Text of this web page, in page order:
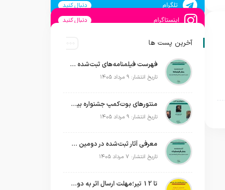
تلگرام دنبال کنید
اینستاگرام دنبال کنید
آخرین پست ها
فهرست فیلمنامه‌های ثبت‌شده در دومین جشنواره بین‌المللی فیلم فضای باز ایران + اسامی
تاریخ انتشار: ۹ مرداد ۱۴۰۵
منتورهای بوت‌کمپ جشنواره بین‌المللی فیلم فضای باز ایران معرفی شدند؛ ساخت یک فیلم کوتاه داستانی در فضای باز
تاریخ انتشار: ۹ مرداد ۱۴۰۵
معرفی آثار ثبت‌شده در دومین جشنواره بین‌المللی فیلم فضای باز + اسامی
تاریخ انتشار: ۷ مرداد ۱۴۰۵
تا 12 تیر؛مهلت ارسال اثر به دومین جشنواره بین‌المللی فیلم فضای باز تمدید شد